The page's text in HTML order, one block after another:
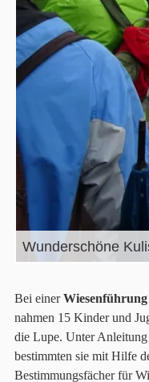
Wunderschöne
Bei einer
nahmen 15 Kinder und
die Lupe. Unter
bestimmten sie mit Hilfe
Bestimmungsfächer für